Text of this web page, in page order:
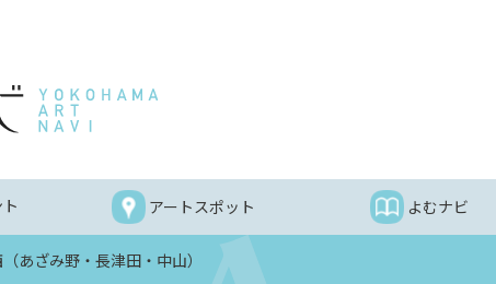
アートスポット よむナビ
あざみ野・長津田・中山）